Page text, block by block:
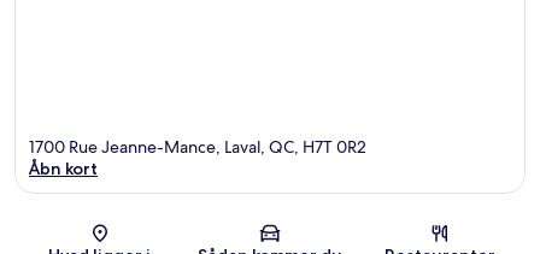
Kort
1700 Rue Jeanne-Mance, Laval, QC, H7T 0R2
Åbn kort